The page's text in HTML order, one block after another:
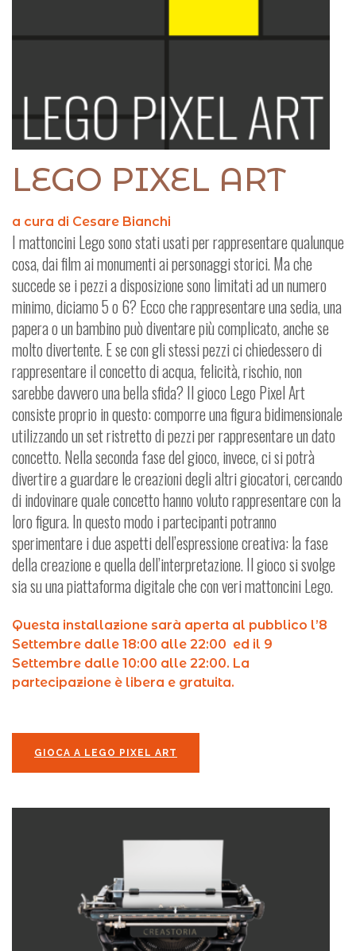
LEGO PIXEL ART
a cura di Cesare Bianchi
I mattoncini Lego sono stati usati per rappresentare qualunque
cosa, dai film ai monumenti ai personaggi storici. Ma che
succede se i pezzi a disposizione sono limitati ad un numero
minimo, diciamo 5 o 6? Ecco che rappresentare una sedia, una
papera o un bambino può diventare più complicato, anche se
molto divertente. E se con gli stessi pezzi ci chiedessero di
rappresentare il concetto di acqua, felicità, rischio, non
sarebbe davvero una bella sfida? Il gioco Lego Pixel Art
consiste proprio in questo: comporre una figura bidimensionale
utilizzando un set ristretto di pezzi per rappresentare un dato
concetto. Nella seconda fase del gioco, invece, ci si potrà
divertire a guardare le creazioni degli altri giocatori, cercando
di indovinare quale concetto hanno voluto rappresentare con la
loro figura. In questo modo i partecipanti potranno
sperimentare i due aspetti dell’espressione creativa: la fase
della creazione e quella dell’interpretazione. Il gioco si svolge
sia su una piattaforma digitale che con veri mattoncini Lego.
Questa installazione sarà aperta al pubblico l’8
Settembre dalle 18:00 alle 22:00 ed il 9
Settembre dalle 10:00 alle 22:00. La
partecipazione è libera e gratuita.
GIOCA A LEGO PIXEL ART